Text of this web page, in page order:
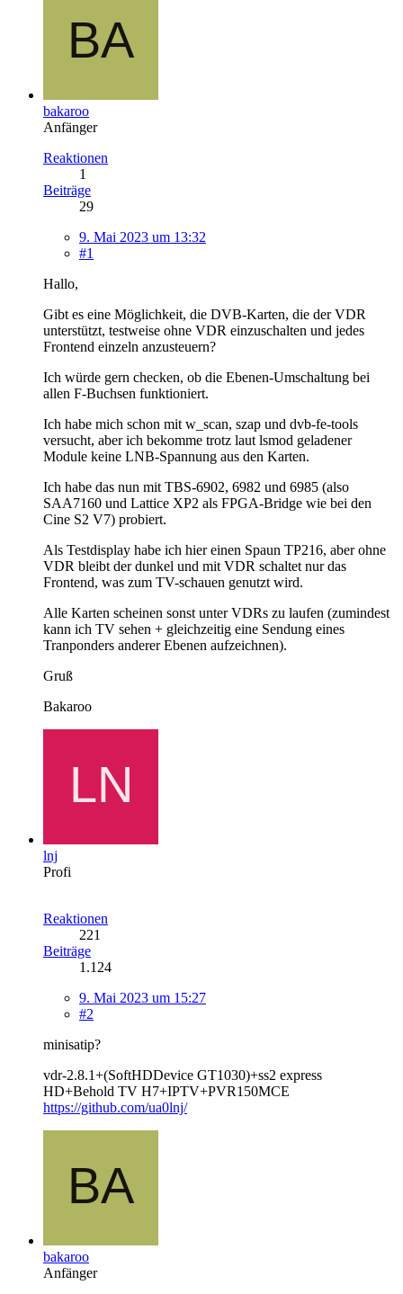
bakaroo
Anfänger
Reaktionen
1
Beiträge
29
9. Mai 2023 um 13:32
#1
Hallo,
Gibt es eine Möglichkeit, die DVB-Karten, die der VDR
unterstützt, testweise ohne VDR einzuschalten und jedes
Frontend einzeln anzusteuern?
Ich würde gern checken, ob die Ebenen-Umschaltung bei
allen F-Buchsen funktioniert.
Ich habe mich schon mit w_scan, szap und dvb-fe-tools
versucht, aber ich bekomme trotz laut lsmod geladener
Module keine LNB-Spannung aus den Karten.
Ich habe das nun mit TBS-6902, 6982 und 6985 (also
SAA7160 und Lattice XP2 als FPGA-Bridge wie bei den
Cine S2 V7) probiert.
Als Testdisplay habe ich hier einen Spaun TP216, aber ohne
VDR bleibt der dunkel und mit VDR schaltet nur das
Frontend, was zum TV-schauen genutzt wird.
Alle Karten scheinen sonst unter VDRs zu laufen (zumindest
kann ich TV sehen + gleichzeitig eine Sendung eines
Tranponders anderer Ebenen aufzeichnen).
Gruß
Bakaroo
lnj
Profi
Reaktionen
221
Beiträge
1.124
9. Mai 2023 um 15:27
#2
minisatip?
vdr-2.8.1+(SoftHDDevice GT1030)+ss2 express
HD+Behold TV H7+IPTV+PVR150MCE
https://github.com/ua0lnj/
bakaroo
Anfänger